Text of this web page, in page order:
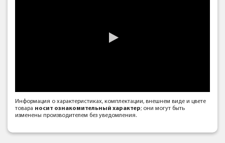
Информация о характеристиках, комплектации, внешнем виде и цвете
товара носит ознакомительный характер; они могут быть
изменены производителем без уведомления.